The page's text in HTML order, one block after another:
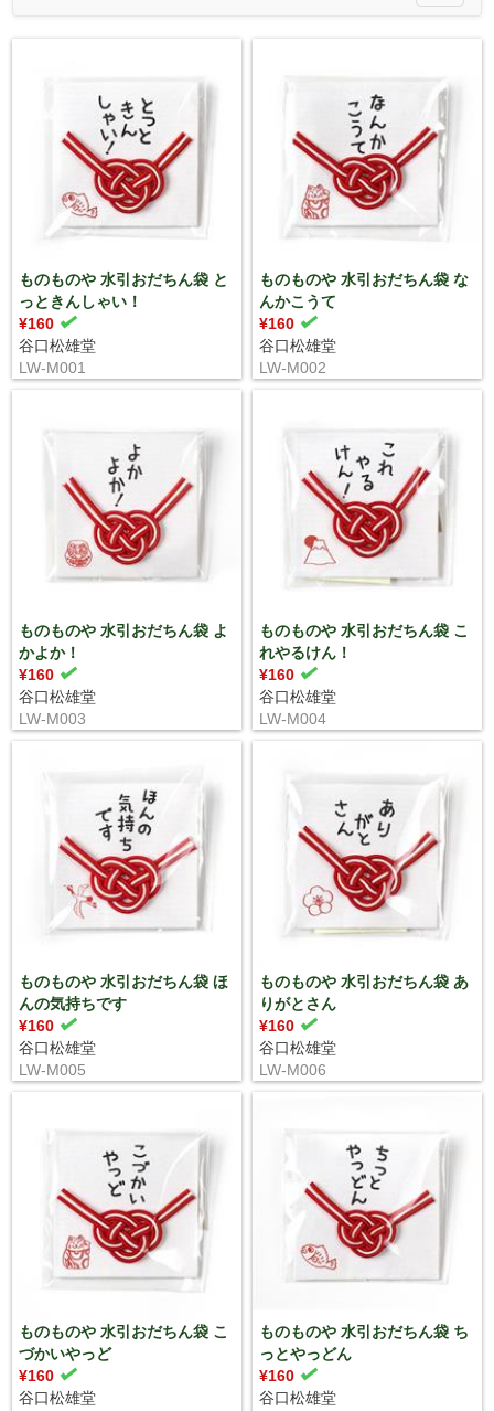
ものものや 水引おだちん袋 と
っときんしゃい！
¥160
谷口松雄堂
LW-M001
ものものや 水引おだちん袋 な
んかこうて
¥160
谷口松雄堂
LW-M002
ものものや 水引おだちん袋 よ
かよか！
¥160
谷口松雄堂
LW-M003
ものものや 水引おだちん袋 こ
れやるけん！
¥160
谷口松雄堂
LW-M004
ものものや 水引おだちん袋 ほ
んの気持ちです
¥160
谷口松雄堂
LW-M005
ものものや 水引おだちん袋 あ
りがとさん
¥160
谷口松雄堂
LW-M006
ものものや 水引おだちん袋 こ
づかいやっど
¥160
谷口松雄堂
ものものや 水引おだちん袋 ち
っとやっどん
¥160
谷口松雄堂